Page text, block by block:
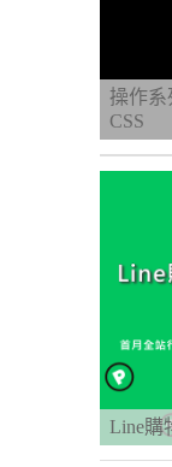
操作系
CSS
Line購